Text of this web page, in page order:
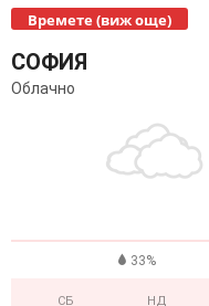
Времете (виж още)
СОФИЯ
Облачно
33%
СБ НД